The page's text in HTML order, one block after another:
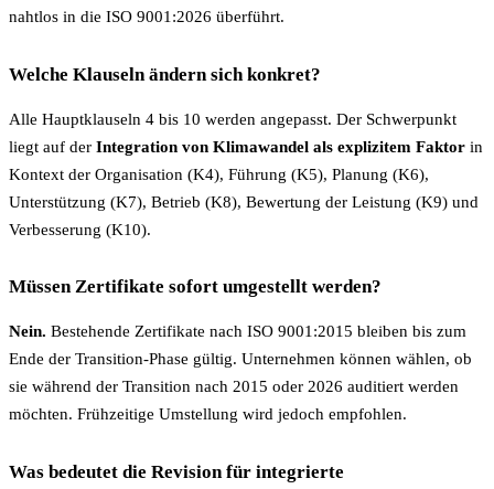
nahtlos in die ISO 9001:2026 überführt.
Welche Klauseln ändern sich konkret?
Alle Hauptklauseln 4 bis 10 werden angepasst. Der Schwerpunkt
liegt auf der Integration von Klimawandel als explizitem Faktor in
Kontext der Organisation (K4), Führung (K5), Planung (K6),
Unterstützung (K7), Betrieb (K8), Bewertung der Leistung (K9) und
Verbesserung (K10).
Müssen Zertifikate sofort umgestellt werden?
Nein. Bestehende Zertifikate nach ISO 9001:2015 bleiben bis zum
Ende der Transition-Phase gültig. Unternehmen können wählen, ob
sie während der Transition nach 2015 oder 2026 auditiert werden
möchten. Frühzeitige Umstellung wird jedoch empfohlen.
Was bedeutet die Revision für integrierte